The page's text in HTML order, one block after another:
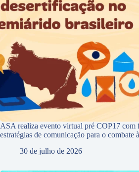
ASA realiza evento virtual pré COP17 com
estratégias de comunicação para o combate
30 de julho de 2026